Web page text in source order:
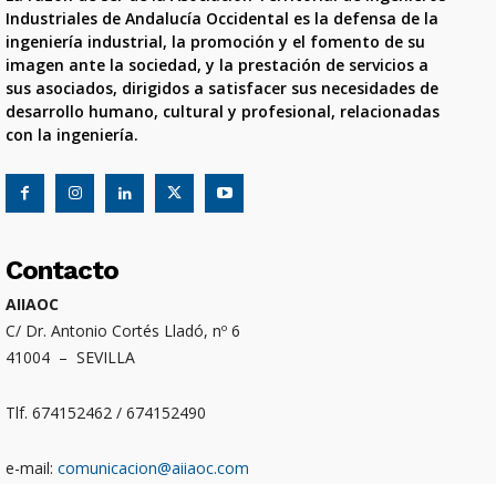
Industriales de Andalucía Occidental es la defensa de la
ingeniería industrial, la promoción y el fomento de su
imagen ante la sociedad, y la prestación de servicios a
sus asociados, dirigidos a satisfacer sus necesidades de
desarrollo humano, cultural y profesional, relacionadas
con la ingeniería.
Contacto
AIIAOC
C/ Dr. Antonio Cortés Lladó, nº 6
41004 – SEVILLA
Tlf. 674152462 / 674152490
e-mail: comunicacion@aiiaoc.com